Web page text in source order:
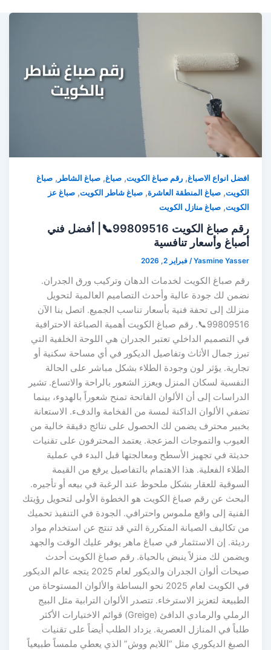
افضل انواع الاصباغ,رقم صباغ الكويت,صباغ,صباغ الشاطر ,صباغ
الكويت,صباغ المنطقة العاشرة,صباغ شاطر الكويت,صباغ عز
الكويت,صباغ منازل الكويت
رقم صباغ الكويت 99809516📞| أفضل فني
أصباغ وأسعار تنافسية
Yasmine Yasser
/فبراير 2, 2026
رقم صباغ الكويت لخدمات الدهان وتركيب ورق الجدران.
نضمن لك جودة عالية وأحدث التصاميم العالمية لتحويل
منزلك إلى تحفة فنية بأسعار تناسب الجميع. اتصل بنا الآن
99809516📞. رقم صباغ الكويت أهمية الصباغة الاحترافية
في التصميم الداخلي تعتبر الجدران هي اللوحة الخلفية التي
تبرز جمال الأثاث وتفاصيل الديكور في أي مساحة سكنية أو
تجارية. يؤثر لون وجودة الطلاء بشكل مباشر على الحالة
النفسية لسكان المنزل ويعزز الشعور بالراحة والاتساع. تشير
الدراسات إلى أن الألوان الفاتحة تمنح شعوراً بالهدوء، بينما
تضفي الألوان الداكنة لمسة من الفخامة والدفء. الاستعانة
بخبير محترف يضمن لك الحصول على نتائج دقيقة خالية من
العيوب والتموجات المزعجة. يعتمد المحترفون على تقنيات
حديثة في تجهيز الأسطح ومعالجتها قبل البدء في عملية
الطلاء الفعلية. هذا الاهتمام بالتفاصيل يرفع من القيمة
السوقية للعقار بشكل ملحوظ عند الرغبة في بيعه أو تأجيره.
البحث عن رقم صباغ الكويت هو الخطوة الأولى لتحويل رؤيتك
الفنية إلى واقع ملموس واحترافي. الجودة في التنفيذ تحميك
من تكاليف الصيانة المتكررة التي قد تنتج عن استخدام مواد
رديئة. إن الاستثمار في صباغ ماهر يوفر عليك الوقت والجهد
ويضمن لك منزلاً ينبض بالحياة. رقم صباغ الكويت أحدث
صيحات ألوان الجدران والديكور لعام 2025 يتجه عالم الديكور
في الكويت لعام 2025 نحو البساطة والألوان المستوحاة من
الطبيعة لتعزيز الاسترخاء. تتصدر الألوان الترابية مثل البيج
الرملي والرمادي الدافئ (Greige) قوائم الاختيارات الأكثر
طلباً في المنازل العصرية. يزداد الطلب أيضاً على تقنيات
الصبغ الديكوري مثل “اللايم ووش” الذي يعطي ملمساً طبيعياً